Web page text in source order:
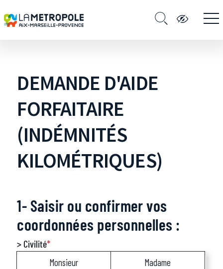
DEMANDE D'AIDE
FORFAITAIRE
(INDÉMNITÉS
KILOMÉTRIQUES)
1- Saisir ou confirmer vos
coordonnées personnelles :
> Civilité*
Monsieur Madame